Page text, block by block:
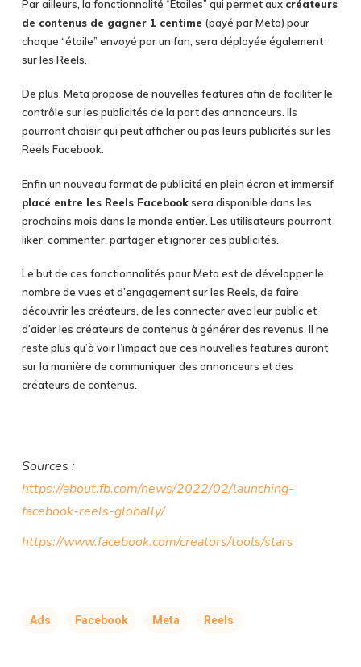
Par ailleurs, la fonctionnalité “Etoiles” qui permet aux créateurs
de contenus de gagner 1 centime (payé par Meta) pour
chaque “étoile” envoyé par un fan, sera déployée également
sur les Reels.
De plus, Meta propose de nouvelles features afin de faciliter le
contrôle sur les publicités de la part des annonceurs. Ils
pourront choisir qui peut afficher ou pas leurs publicités sur les
Reels Facebook.
Enfin un nouveau format de publicité en plein écran et immersif
placé entre les Reels Facebooksera disponible dans les
prochains mois dans le monde entier. Les utilisateurs pourront
liker, commenter, partager et ignorer ces publicités.
Le but de ces fonctionnalités pour Meta est de développer le
nombre de vues et d’engagement sur les Reels, de faire
découvrir les créateurs, de les connecter avec leur public et
d’aider les créateurs de contenus à générer des revenus. Il ne
reste plus qu’à voir l’impact que ces nouvelles features auront
sur la manière de communiquer des annonceurs et des
créateurs de contenus.
Sources :
https://about.fb.com/news/2022/02/launching-
facebook-reels-globally/
https://www.facebook.com/creators/tools/stars
Ads Facebook Meta Reels